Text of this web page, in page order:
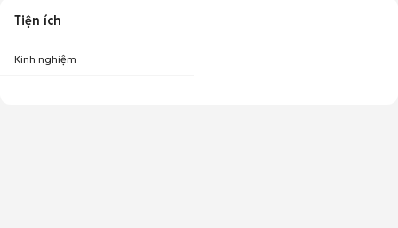
Tiện ích
Kinh nghiệm